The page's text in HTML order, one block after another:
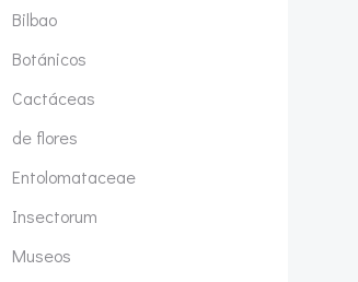
Bilbao
Botánicos
Cactáceas
de flores
Entolomataceae
Insectorum
Museos